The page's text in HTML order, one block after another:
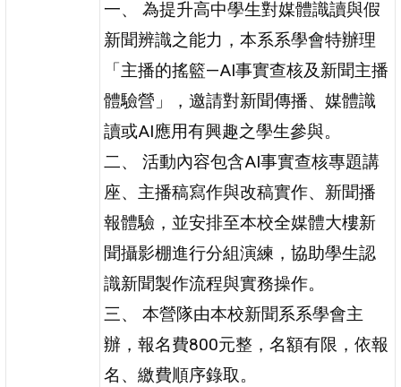
一、 為提升高中學生對媒體識讀與假
新聞辨識之能力，本系系學會特辦理
「主播的搖籃—AI事實查核及新聞主播
體驗營」，邀請對新聞傳播、媒體識
讀或AI應用有興趣之學生參與。
二、 活動內容包含AI事實查核專題講
座、主播稿寫作與改稿實作、新聞播
報體驗，並安排至本校全媒體大樓新
聞攝影棚進行分組演練，協助學生認
識新聞製作流程與實務操作。
三、 本營隊由本校新聞系系學會主
辦，報名費800元整，名額有限，依報
名、繳費順序錄取。